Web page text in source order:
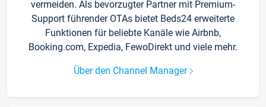
vermeiden. Als bevorzugter Partner mit Premium-
Support führender OTAs bietet Beds24 erweiterte
Funktionen für beliebte Kanäle wie Airbnb,
Booking.com, Expedia, FewoDirekt und viele mehr.
Über den Channel Manager